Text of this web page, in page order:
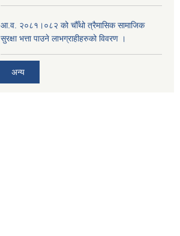
आ.व. २०८१।०८२ को चौँथो त्रैमासिक सामाजिक
सुरक्षा भत्ता पाउने लाभग्राहीहरुको विवरण ।
अन्य